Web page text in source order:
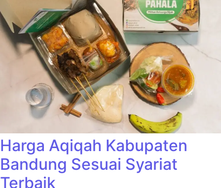
Harga Aqiqah Kabupaten
Bandung Sesuai Syariat
Terbaik